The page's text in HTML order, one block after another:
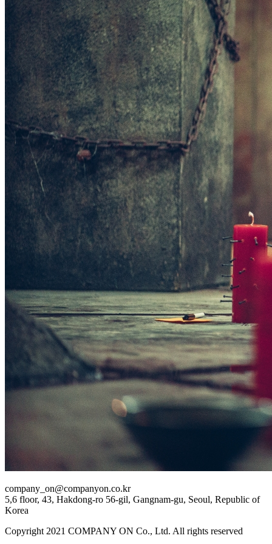
company_on@companyon.co.kr
5,6 floor, 43, Hakdong-ro 56-gil, Gangnam-gu, Seoul, Republic of
Korea
Copyright 2021 COMPANY ON Co., Ltd. All rights reserved